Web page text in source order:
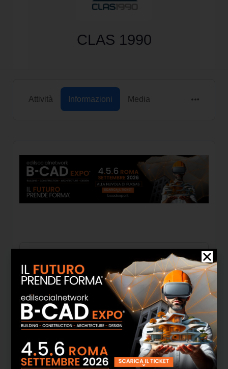
CLAS 1990
Attività Informazioni Media
Da oltre 30 anni concretizziamo i nostri
valori, qualità e innovazione, proponendo
soluzioni di standard elevato per i sistemi
Indoor e Outdoor. Nel tempo, abbiamo
evoluto la nostra visione e oggi siamo un
gruppo leader, articolato in altri brand
specializzati CLAS progettati per le diverse
esigenze degli spazi abitativi, commerciali e
professionali.